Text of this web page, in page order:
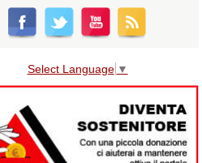
Select Language ▼